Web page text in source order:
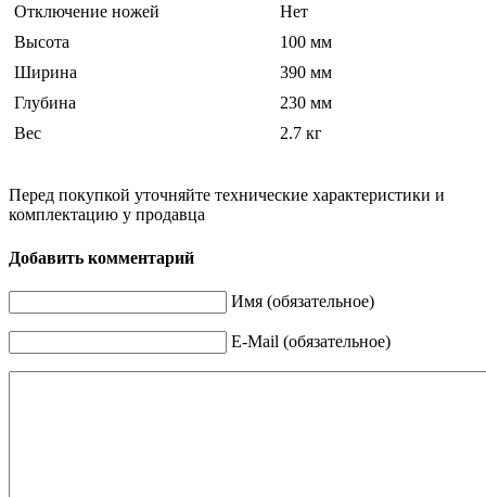
Отключение ножей
Нет
Высота
100 мм
Ширина
390 мм
Глубина
230 мм
Вес
2.7 кг
Перед покупкой уточняйте технические характеристики и
комплектацию у продавца
Добавить комментарий
Имя (обязательное)
E-Mail (обязательное)